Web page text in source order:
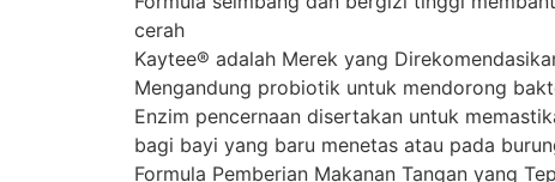
cerah
Kaytee® adalah Merek yang
Mengandung probiotik untuk mendorong
Enzim pencernaan disertakan untuk
bagi bayi yang baru menetas atau pada
Formula Pemberian Makanan Tangan yang